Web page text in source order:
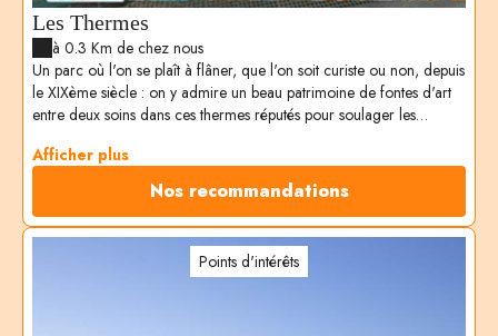
Les Thermes
à 0.3 Km de chez nous
Un parc où l'on se plaît à flâner, que l'on soit curiste ou non, depuis
le XIXème siècle : on y admire un beau patrimoine de fontes d'art
entre deux soins dans ces thermes réputés pour soulager les
Afficher plus
Nos recommandations
Points d'intérêts